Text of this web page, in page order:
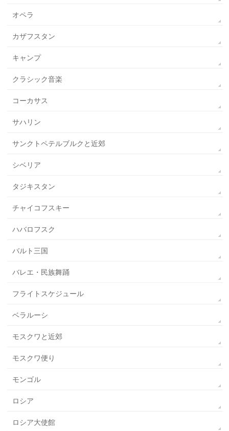
オペラ
カザフスタン
キャンプ
クラシック音楽
コーカサス
サハリン
サンクトペテルブルクと近郊
シベリア
タジキスタン
チャイコフスキー
ハバロフスク
バルト三国
バレエ・民族舞踊
フライトスケジュール
ベラルーシ
モスクワと近郊
モスクワ便り
モンゴル
ロシア
ロシア大使館